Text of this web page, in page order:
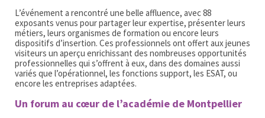
L’événement a rencontré une belle affluence, avec 88
exposants venus pour partager leur expertise, présenter leurs
métiers, leurs organismes de formation ou encore leurs
dispositifs d’insertion. Ces professionnels ont offert aux jeunes
visiteurs un aperçu enrichissant des nombreuses opportunités
professionnelles qui s’offrent à eux, dans des domaines aussi
variés que l’opérationnel, les fonctions support, les ESAT, ou
encore les entreprises adaptées.
Un forum au cœur de l’académie de Montpellier